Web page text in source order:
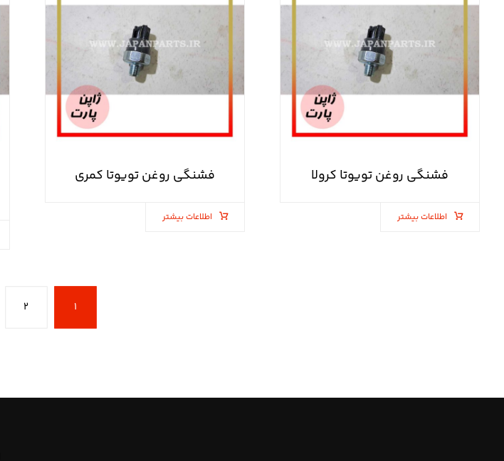
فشنگی روغن تویوتا کرولا
اطلاعات بیشتر
فشنگی روغن تویوتا کمری
اطلاعات بیشتر
۱ ۲